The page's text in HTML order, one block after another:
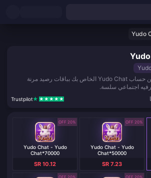
Yudo
قم بشحن حساب Yudo Chat الخاص بك بباقات رصيد مرنة
اجتماعي سلسة.
Trustpilot
20% OFF
Yudo Chat - Yudo
Chat*50000
SR 7.23
20% OFF
Yudo Chat - Yudo
Chat*70000
SR 10.12
20% OFF
20% OFF